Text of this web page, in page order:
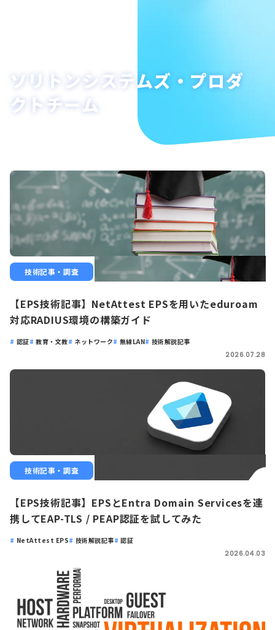
ソリトンシステムズ・プロダ
クトチーム
技術記事・調査
【EPS技術記事】NetAttest EPSを用いたeduroam
対応RADIUS環境の構築ガイド
認証 教育・文教 ネットワーク 無線LAN
技術解説記事
2026.07.28
技術記事・調査
【EPS技術記事】EPSとEntra Domain Servicesを連
携してEAP-TLS / PEAP認証を試してみた
NetAttest EPS 技術解説記事
認証
2026.04.03